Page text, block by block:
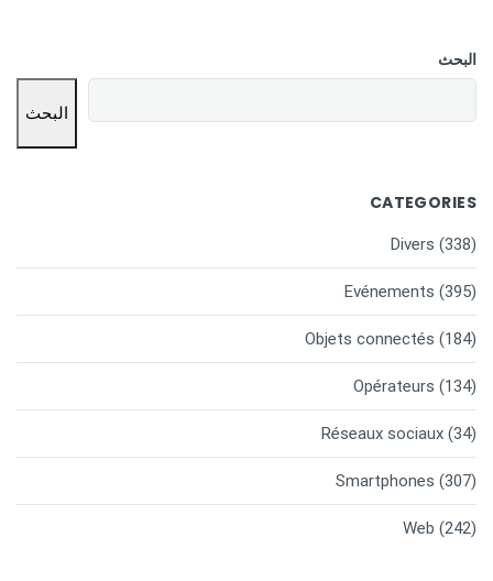
البحث
البحث
CATEGORIES
Divers (338)
Evénements (395)
Objets connectés (184)
Opérateurs (134)
Réseaux sociaux (34)
Smartphones (307)
Web (242)